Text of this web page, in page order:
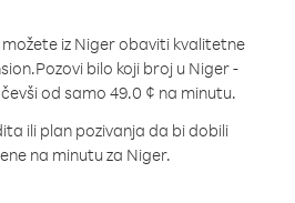
iz Niger obaviti kvalitetne
Pozovi bilo koji broj u Niger -
od samo 49.0 ¢ na minutu.
ili plan pozivanja da bi dobili
na minutu za Niger.